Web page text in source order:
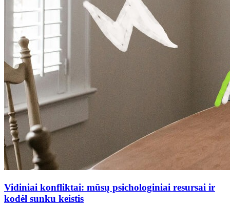
Vidiniai konfliktai: mūsų psichologiniai resursai ir
kodėl sunku keistis